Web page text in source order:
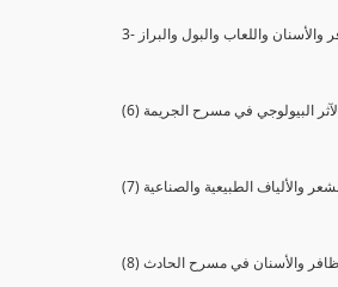
والأسنان واللعاب والبول والبراز
البيولوجي في مسرح الجريمة
الشعر والألياف الطبيعية والصناعية
والأسنان في مسرح الحادث